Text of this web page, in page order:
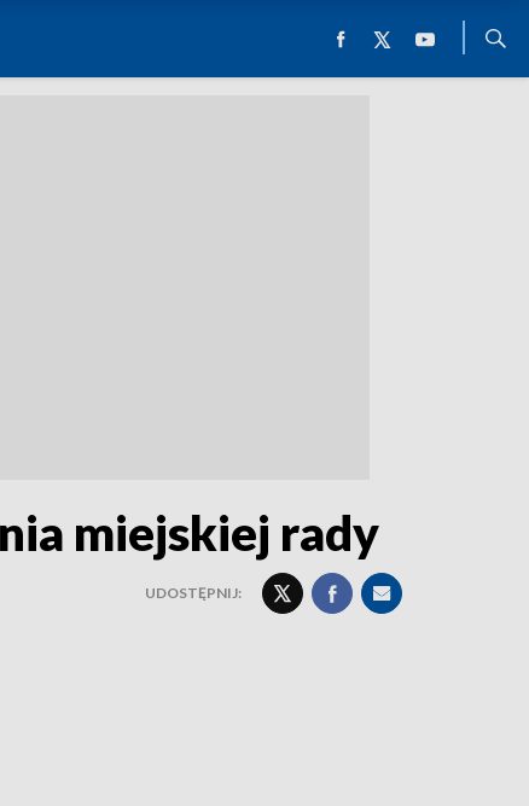
miejskiej rady
UDOSTĘPNIJ: